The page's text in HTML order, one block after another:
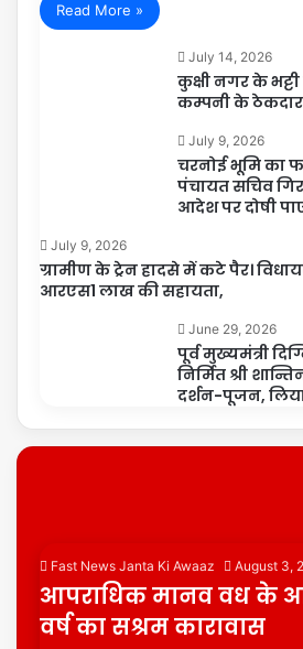
Read More »
July 14, 2026
कुक्षी नगर के
कम्पनी के ठेकदार
July 9, 2026
चरनोई भूमि का
पंचायत सचिव
आदेश पर दोषी
July 9, 2026
ग्रामीण के ट्रेन हादसे में कटे पैर।
आरएस1 लाख की सहायता,
June 29, 2026
पूर्व मुख्यमंत्री
निर्मित श्री
दर्शन-पूजन, लिया
Fast News Janta Ki Awaaz August 3,
आपराधिक मानव वध के
वर्ष का सश्रम कारावास